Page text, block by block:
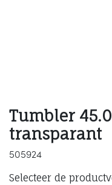
Tumbler
transparant
505924
Selecteer de